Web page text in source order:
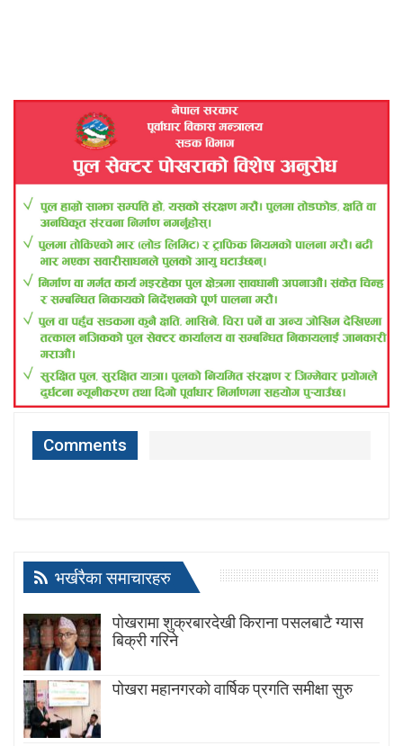
Comments
भर्खरैका समाचारहरु
पोखरामा शुक्रबारदेखी किराना पसलबाटै ग्यास
बिक्री गरिने
पोखरा महानगरको वार्षिक प्रगति समीक्षा सुरु